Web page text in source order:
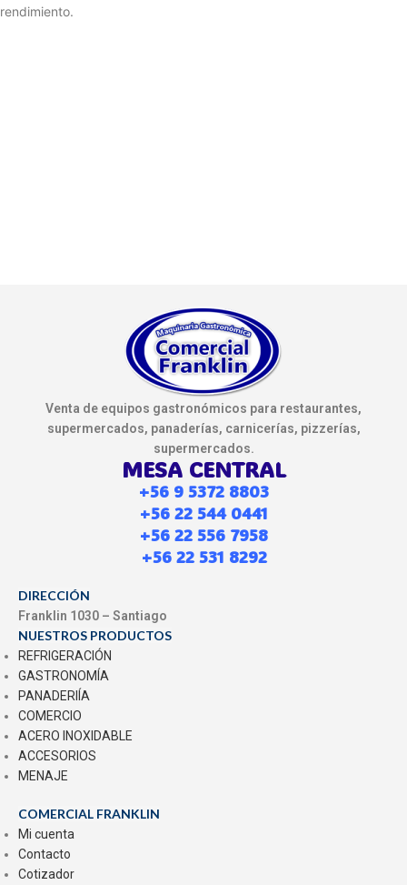
rendimiento.
Venta de equipos gastronómicos para restaurantes,
supermercados, panaderías, carnicerías, pizzerías,
supermercados.
MESA CENTRAL
+56 9 5372 8803
+56 22 544 0441
+56 22 556 7958
+56 22 531 8292
DIRECCIÓN
Franklin 1030 – Santiago
NUESTROS PRODUCTOS
REFRIGERACIÓN
GASTRONOMÍA
PANADERIÍA
COMERCIO
ACERO INOXIDABLE
ACCESORIOS
MENAJE
COMERCIAL FRANKLIN
Mi cuenta
Contacto
Cotizador